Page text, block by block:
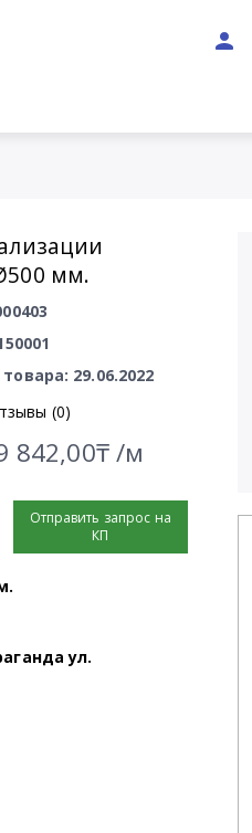
мм.
29.06.2022
(0)
842,00₸ /м
Отправить запрос на
КП
ул.